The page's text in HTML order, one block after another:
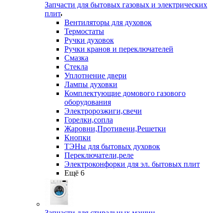
Запчасти для бытовых газовых и электрических
плит
Вентиляторы для духовок
Термостаты
Ручки духовок
Ручки кранов и переключателей
Смазка
Стекла
Уплотнение двери
Лампы духовки
Комплектующие домового газового
оборудования
Электророзжиги,свечи
Горелки,сопла
Жаровни,Противени,Решетки
Кнопки
ТЭНы для бытовых духовок
Переключатели,реле
Электроконфорки для эл. бытовых плит
Ещё 6